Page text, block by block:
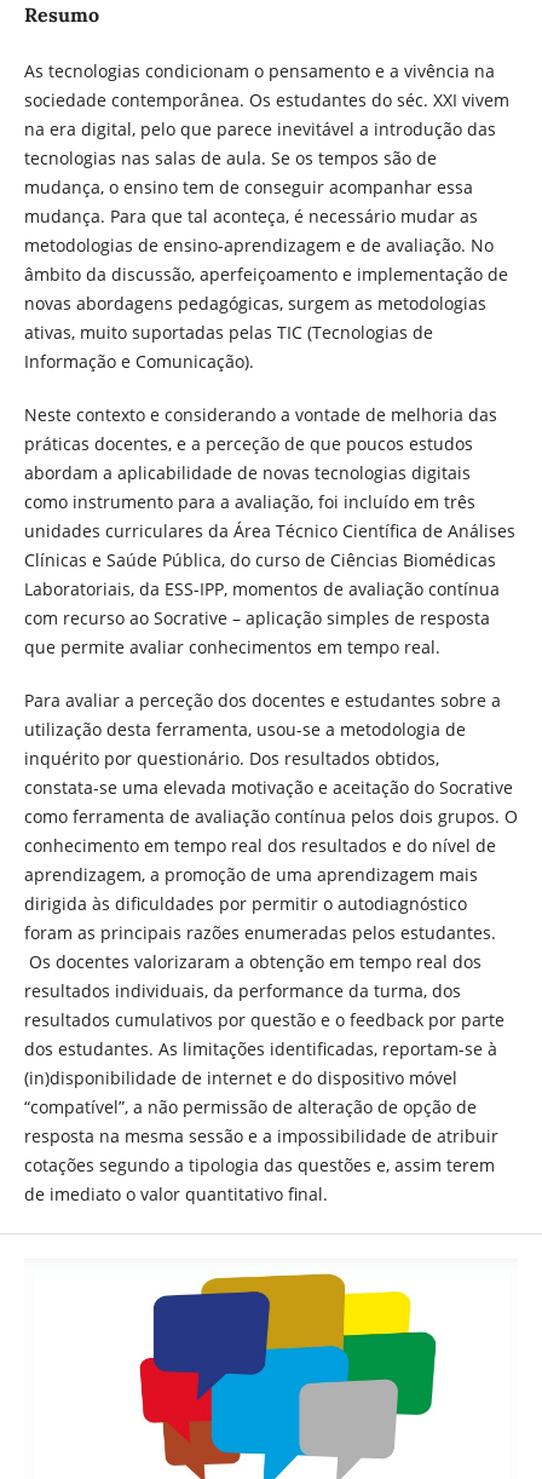
Resumo
As tecnologias condicionam o pensamento e a vivência na
sociedade contemporânea. Os estudantes do séc. XXI vivem
na era digital, pelo que parece inevitável a introdução das
tecnologias nas salas de aula. Se os tempos são de
mudança, o ensino tem de conseguir acompanhar essa
mudança. Para que tal aconteça, é necessário mudar as
metodologias de ensino-aprendizagem e de avaliação. No
âmbito da discussão, aperfeiçoamento e implementação de
novas abordagens pedagógicas, surgem as metodologias
ativas, muito suportadas pelas TIC (Tecnologias de
Informação e Comunicação).
Neste contexto e considerando a vontade de melhoria das
práticas docentes, e a perceção de que poucos estudos
abordam a aplicabilidade de novas tecnologias digitais
como instrumento para a avaliação, foi incluído em três
unidades curriculares da Área Técnico Científica de Análises
Clínicas e Saúde Pública, do curso de Ciências Biomédicas
Laboratoriais, da ESS-IPP, momentos de avaliação contínua
com recurso ao Socrative – aplicação simples de resposta
que permite avaliar conhecimentos em tempo real.
Para avaliar a perceção dos docentes e estudantes sobre a
utilização desta ferramenta, usou-se a metodologia de
inquérito por questionário. Dos resultados obtidos,
constata-se uma elevada motivação e aceitação do Socrative
como ferramenta de avaliação contínua pelos dois grupos. O
conhecimento em tempo real dos resultados e do nível de
aprendizagem, a promoção de uma aprendizagem mais
dirigida às dificuldades por permitir o autodiagnóstico
foram as principais razões enumeradas pelos estudantes.
Os docentes valorizaram a obtenção em tempo real dos
resultados individuais, da performance da turma, dos
resultados cumulativos por questão e o feedback por parte
dos estudantes. As limitações identificadas, reportam-se à
(in)disponibilidade de internet e do dispositivo móvel
“compatível”, a não permissão de alteração de opção de
resposta na mesma sessão e a impossibilidade de atribuir
cotações segundo a tipologia das questões e, assim terem
de imediato o valor quantitativo final.